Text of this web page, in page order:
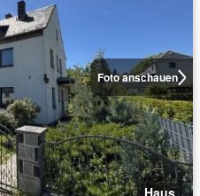
Foto anschauen
Haus